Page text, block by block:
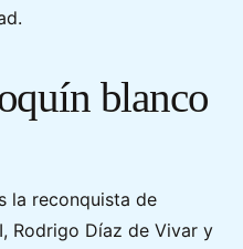
blanco
la reconquista de
Rodrigo Díaz de Vivar y